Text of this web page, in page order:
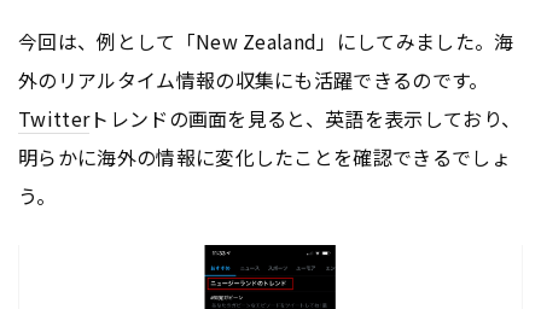
今回は、例として「New Zealand」にしてみました。海
外のリアルタイム情報の収集にも活躍できるのです。
Twitterトレンドの画面を見ると、英語を表示しており、
明らかに海外の情報に変化したことを確認できるでしょ
う。